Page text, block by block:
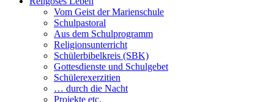
Vom Geist der Marienschule
Schulpastoral
Aus dem Schulprogramm
Religionsunterricht
Schülerbibelkreis (SBK)
Gottesdienste und Schulgebet
Schülerexerzitien
… durch die Nacht
Projekte etc.